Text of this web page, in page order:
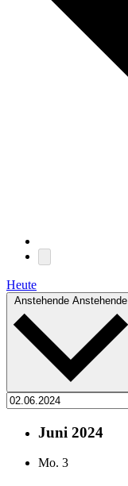
Heute
Anstehende Anstehende
Juni 2024
Mo. 3